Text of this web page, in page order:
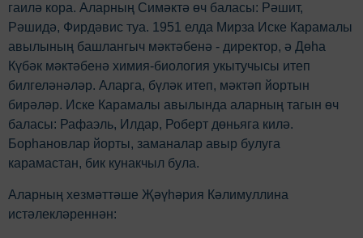
гаилә кора. Аларның Симәктә өч баласы: Рәшит,
Рәшидә, Фирдәвис туа. 1951 елда Мирза Иске Карамалы
авылының башлангыч мәктәбенә - директор, ә Дөһа
Күбәк мәктәбенә химия-биология укытучысы итеп
билгеләнәләр. Аларга, бүләк итеп, мәктәп йортын
бирәләр. Иске Карамалы авылында аларның тагын өч
баласы: Рафаэль, Илдар, Роберт дөньяга килә.
Борһановлар йорты, заманалар авыр булуга
карамастан, бик кунакчыл була.
Аларның хезмәттәше Җәүһәрия Кәлимуллина
истәлекләреннән: